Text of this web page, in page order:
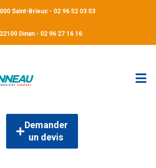
Saint-Brieuc - 02 96 52 03 03
Dinan - 02 96 27 16 16
Demander
un devis